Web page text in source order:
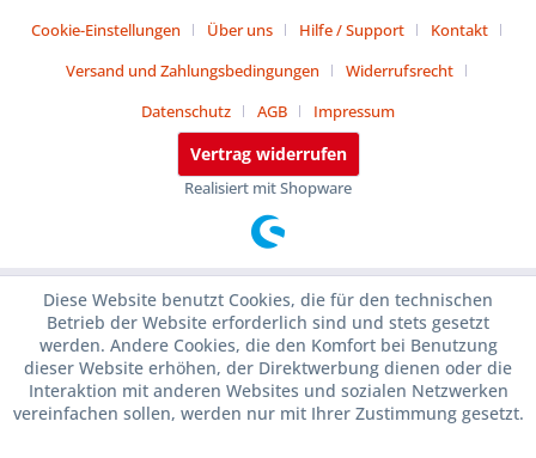
Cookie-Einstellungen Über uns Hilfe / Support
Kontakt
Versand und Zahlungsbedingungen
Widerrufsrecht
Datenschutz
AGB Impressum
Vertrag widerrufen
Realisiert mit Shopware
Diese Website benutzt Cookies, die für den technischen
Betrieb der Website erforderlich sind und stets gesetzt
werden. Andere Cookies, die den Komfort bei Benutzung
dieser Website erhöhen, der Direktwerbung dienen oder die
Interaktion mit anderen Websites und sozialen Netzwerken
vereinfachen sollen, werden nur mit Ihrer Zustimmung gesetzt.